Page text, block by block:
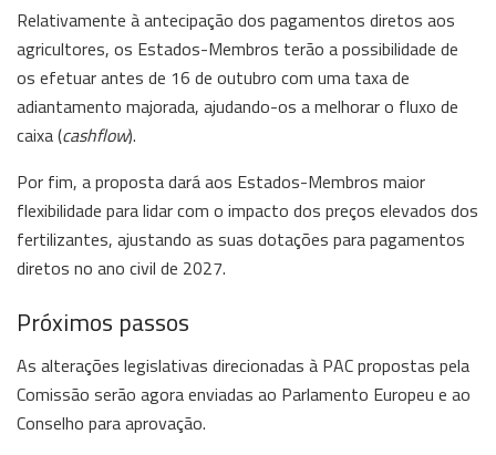
Relativamente à antecipação dos pagamentos diretos aos
agricultores, os Estados-Membros terão a possibilidade de
os efetuar antes de 16 de outubro com uma taxa de
adiantamento majorada, ajudando-os a melhorar o fluxo de
caixa (cashflow).
Por fim, a proposta dará aos Estados-Membros maior
flexibilidade para lidar com o impacto dos preços elevados dos
fertilizantes, ajustando as suas dotações para pagamentos
diretos no ano civil de 2027.
Próximos passos
As alterações legislativas direcionadas à PAC propostas pela
Comissão serão agora enviadas ao Parlamento Europeu e ao
Conselho para aprovação.